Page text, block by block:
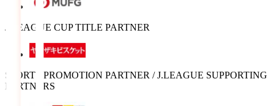
J.LEAGUE CUP TITLE PARTNER
SPORTS PROMOTION PARTNER / J.LEAGUE SUPPORTING
PARTNERS